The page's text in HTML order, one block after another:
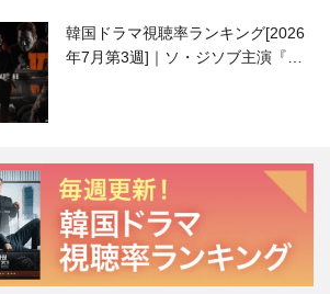
韓国ドラマ視聴率ランキング[2026
年7月第3週]｜ソ・ジソブ主演『エ